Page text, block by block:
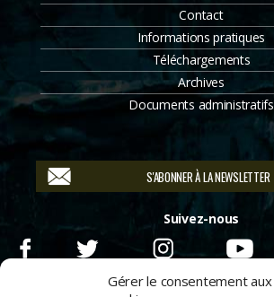
Gérer le consentement aux
Contact
Informations pratiques
Téléchargements
Archives
Documents administratifs
S'ABONNER À LA NEWSLETTER
Suivez-nous